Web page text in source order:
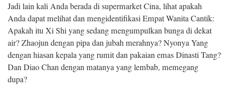
Jadi lain kali Anda berada di supermarket Cina, lihat apakah
Anda dapat melihat dan mengidentifikasi Empat Wanita Cantik:
Apakah itu Xi Shi yang sedang mengumpulkan bunga di dekat
air? Zhaojun dengan pipa dan jubah merahnya? Nyonya Yang
dengan hiasan kepala yang rumit dan pakaian emas Dinasti Tang?
Dan Diao Chan dengan matanya yang lembab, memegang
dupa?